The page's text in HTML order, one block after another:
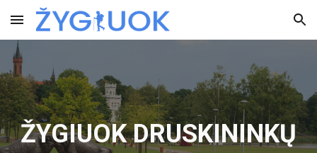
Skip to main content Skip to navigation
ŽYGIUOK DRUSKININKŲ